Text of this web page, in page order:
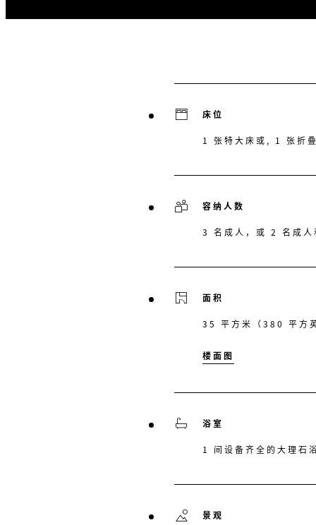
床位
1 张特大床或, 1 张折
容纳人数
3 名成人，或 2 名成
面积
35 平方米（380 平
楼面图
浴室
1 间设备齐全的大理石
景观